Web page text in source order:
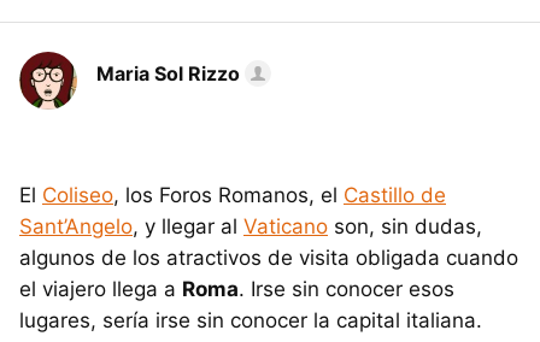
Maria Sol Rizzo
El Coliseo, los Foros Romanos, el Castillo de
Sant’Angelo, y llegar al Vaticano son, sin dudas,
algunos de los atractivos de visita obligada cuando
el viajero llega a Roma. Irse sin conocer esos
lugares, sería irse sin conocer la capital italiana.